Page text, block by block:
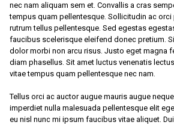
nec nam aliquam sem et. Convallis a cras
tempus quam pellentesque. Sollicitudin ac
rutrum tellus pellentesque. Sed egestas
faucibus scelerisque eleifend donec pretium.
dolor morbi non arcu risus. Justo eget magna
diam phasellus. Sit amet luctus venenatis
vitae tempus quam pellentesque nec nam.
Tellus orci ac auctor augue mauris augue
imperdiet nulla malesuada pellentesque elit
eu nisl nunc mi ipsum faucibus vitae aliquet.